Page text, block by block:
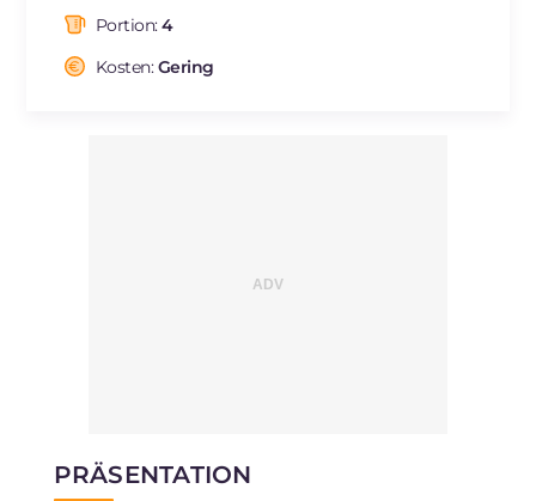
Ballaststoffe
Natrium
Portion:4
Kosten:Gering
PRÄSENTATION